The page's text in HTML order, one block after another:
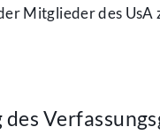
Mitglieder des UsA
des